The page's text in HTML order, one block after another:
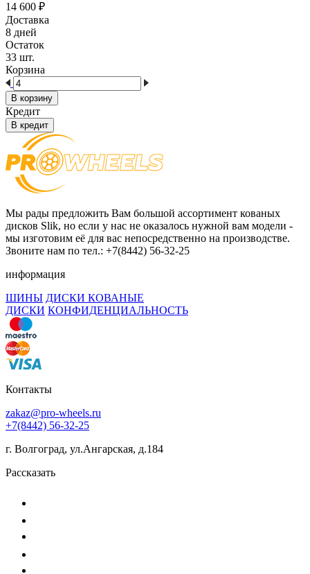
14 600 ₽
Доставка
8 дней
Остаток
33 шт.
Корзина
В корзину
Кредит
В кредит
Мы рады предложить Вам большой ассортимент кованых
дисков Slik, но если у нас не оказалось нужной вам модели -
мы изготовим её для вас непосредственно на производстве.
Звоните нам по тел.: +7(8442) 56-32-25
информация
ШИНЫ ДИСКИ КОВАНЫЕ
ДИСКИ КОНФИДЕНЦИАЛЬНОСТЬ
Контакты
zakaz@pro-wheels.ru
+7(8442) 56-32-25
г. Волгоград, ул.Ангарская, д.184
Рассказать